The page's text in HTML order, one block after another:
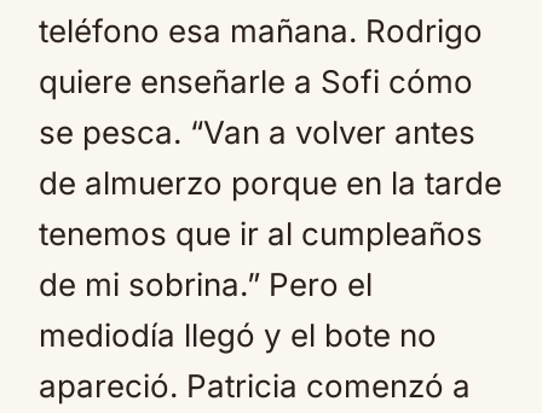
teléfono esa mañana. Rodrigo
quiere enseñarle a Sofi cómo
se pesca. “Van a volver antes
de almuerzo porque en la tarde
tenemos que ir al cumpleaños
de mi sobrina.” Pero el
mediodía llegó y el bote no
apareció. Patricia comenzó a